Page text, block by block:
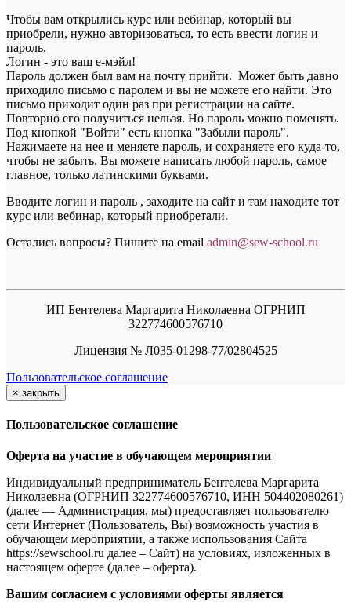
Чтобы вам открылись курс или вебинар, который вы
приобрели, нужно авторизоваться, то есть ввести логин и
пароль.
Логин - это ваш е-мэйл!
Пароль должен был вам на почту прийти. Может быть давно
приходило письмо с паролем и вы не можете его найти. Это
письмо приходит один раз при регистрации на сайте.
Повторно его получиться нельзя. Но пароль можно поменять.
Под кнопкой "Войти" есть кнопка "Забыли пароль".
Нажимаете на нее и меняете пароль, и сохраняете его куда-то,
чтобы не забыть. Вы можете написать любой пароль, самое
главное, только латинскими буквами.
Вводите логин и пароль , заходите на сайт и там находите тот
курс или вебинар, который приобретали.
Остались вопросы? Пишите на email admin@sew-school.ru
ИП Бентелева Маргарита Николаевна ОГРНИП
322774600576710
Лицензия № Л035-01298-77/02804525
Пользовательское соглашение
× закрыть
Пользовательское соглашение
Оферта на участие в обучающем мероприятии
Индивидуальный предприниматель Бентелева Маргарита
Николаевна (ОГРНИП 322774600576710, ИНН 504402080261)
(далее — Администрация, мы) предоставляет пользователю
сети Интернет (Пользователь, Вы) возможность участия в
обучающем мероприятии, а также использования Сайта
https://sewschool.ru далее – Сайт) на условиях, изложенных в
настоящем оферте (далее – оферта).
Вашим согласием с условиями оферты является